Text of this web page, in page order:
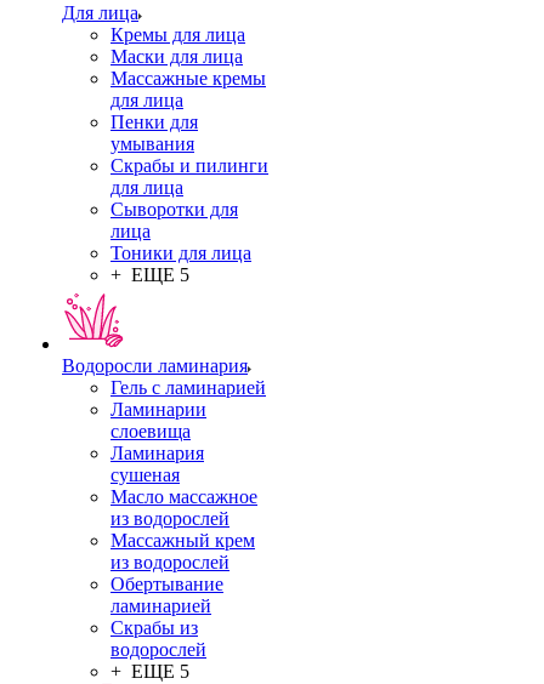
Для лица
Кремы для лица
Маски для лица
Массажные кремы
для лица
Пенки для
умывания
Скрабы и пилинги
для лица
Сыворотки для
лица
Тоники для лица
+ ЕЩЕ 5
Водоросли ламинария
Гель с ламинарией
Ламинарии
слоевища
Ламинария
сушеная
Масло массажное
из водорослей
Массажный крем
из водорослей
Обертывание
ламинарией
Скрабы из
водорослей
+ ЕЩЕ 5